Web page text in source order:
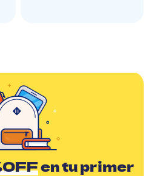
en tu primer